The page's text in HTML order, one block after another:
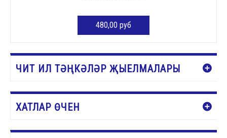
480,00 руб
ЧИТ ИЛ ТӘҢКӘЛӘР ҖЫЕЛМАЛАРЫ
ХАТЛАР ӨЧЕН